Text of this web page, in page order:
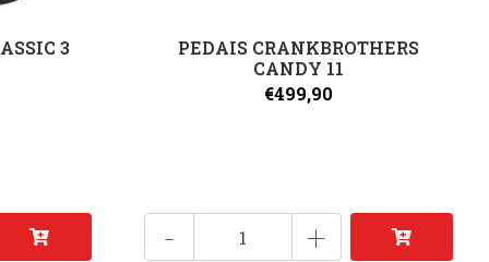
3
PEDAIS CRANKBROTHERS
CANDY 11
€499,90
- +